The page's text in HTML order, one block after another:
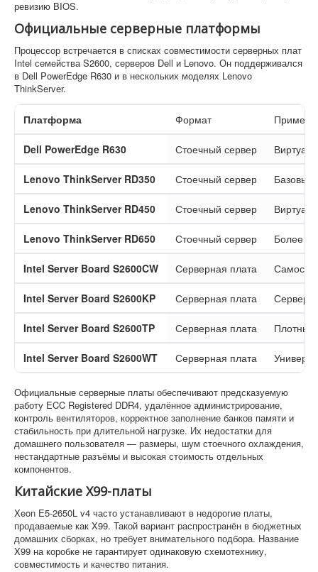
ревизию BIOS.
Официальные серверные платформы
Процессор встречается в списках совместимости серверных плат
Intel семейства S2600, серверов Dell и Lenovo. Он поддерживался
в Dell PowerEdge R630 и в нескольких моделях Lenovo
ThinkServer.
Платформа Формат
Dell PowerEdge R630 Стоечный сервер
Lenovo ThinkServer RD350 Стоечный сервер Базовые
Lenovo ThinkServer RD450 Стоечный сервер
Lenovo ThinkServer RD650 Стоечный сервер Более
Intel Server Board S2600CW Серверная плата
Intel Server Board S2600KP Серверная плата
Intel Server Board S2600TP Серверная плата Плотные
Intel Server Board S2600WT Серверная плата
Официальные серверные платы обеспечивают предсказуемую
работу ECC Registered DDR4, удалённое администрирование,
контроль вентиляторов, корректное заполнение банков памяти и
стабильность при длительной нагрузке. Их недостатки для
домашнего пользователя — размеры, шум стоечного охлаждения,
нестандартные разъёмы и высокая стоимость отдельных
компонентов.
Китайские X99-платы
Xeon E5-2650L v4 часто устанавливают в недорогие платы,
продаваемые как X99. Такой вариант распространён в бюджетных
домашних сборках, но требует внимательного подбора. Название
X99 на коробке не гарантирует одинаковую схемотехнику,
совместимость и качество питания.